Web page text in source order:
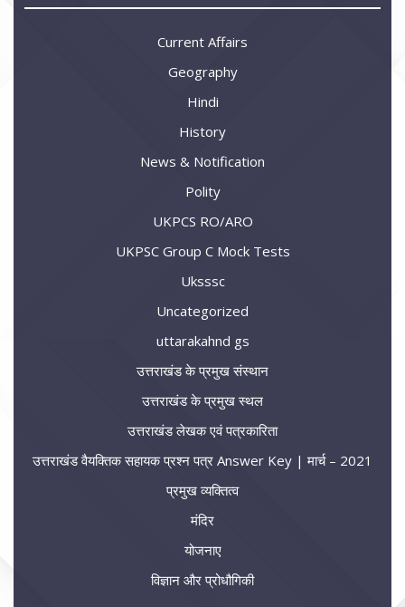
Current Affairs
Geography
Hindi
History
News & Notification
Polity
UKPCS RO/ARO
UKPSC Group C Mock Tests
Uksssc
Uncategorized
uttarakahnd gs
उत्तराखंड के प्रमुख संस्थान
उत्तराखंड के प्रमुख स्थल
उत्तराखंड लेखक एवं पत्रकारिता
उत्तराखंड वैयक्तिक सहायक प्रश्न पत्र Answer Key | मार्च – 2021
प्रमुख व्यक्तित्व
मंदिर
योजनाए
विज्ञान और प्रोधौगिकी